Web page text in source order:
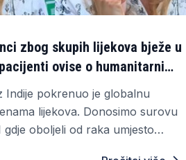
zbog skupih lijekova bježe u
ovise o humanitarnim
Indije pokrenuo je globalnu
lijekova. Donosimo surovu
gdje oboljeli od raka umjesto